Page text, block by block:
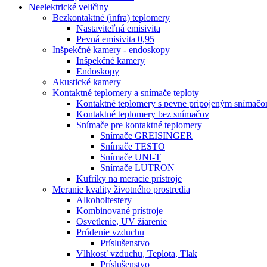
Neelektrické veličiny
Bezkontaktné (infra) teplomery
Nastaviteľná emisivita
Pevná emisivita 0,95
Inšpekčné kamery - endoskopy
Inšpekčné kamery
Endoskopy
Akustické kamery
Kontaktné teplomery a snímače teploty
Kontaktné teplomery s pevne pripojeným
Kontaktné teplomery bez snímačov
Snímače pre kontaktné teplomery
Snímače GREISINGER
Snímače TESTO
Snímače UNI-T
Snímače LUTRON
Kufríky na meracie prístroje
Meranie kvality životného prostredia
Alkoholtestery
Kombinované prístroje
Osvetlenie, UV žiarenie
Prúdenie vzduchu
Príslušenstvo
Vlhkosť vzduchu, Teplota, Tlak
Príslušenstvo